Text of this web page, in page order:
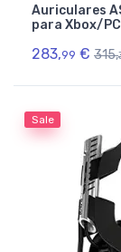
Auriculares
para Xbox/
283,99 € 315,
Sale